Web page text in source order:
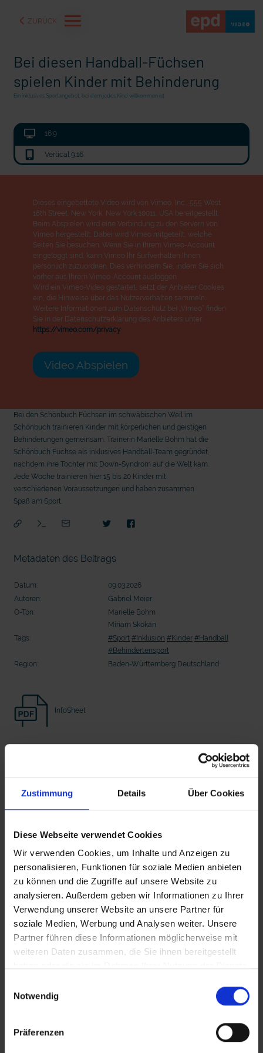
Zustimmung Details Über Cookies
Diese Webseite verwendet Cookies
Wir verwenden Cookies, um Inhalte und Anzeigen zu
personalisieren, Funktionen für soziale Medien anbieten
zu können und die Zugriffe auf unsere Website zu
analysieren. Außerdem geben wir Informationen zu Ihrer
Verwendung unserer Website an unsere Partner für
soziale Medien, Werbung und Analysen weiter. Unsere
Partner führen diese Informationen möglicherweise mit
weiteren Daten zusammen, die Sie ihnen bereitgestellt
Notwendig
Präferenzen
ZURÜCK
in der Ukraine 72 Stunden Musik
mit epd Text
In Sicherheit in Deutschland, in Gedanken im Krieg
Bei diesen Handball-Füchsen
spielen Kinder mit Behinderung
Ein inklusives Sportangebot, bei dem jedes Kind willkommen ist
16:9
Vertical 9:16
Dieses eingebettete Video wird von Vimeo, Inc., 555 West
18th Street, New York, New York 10011, USA bereitgestellt.
Beim Abspielen wird eine Verbindung zu den Servern von
Vimeo hergestellt. Dabei wird Vimeo mitgeteilt, welche
Seiten Sie besuchen. Wenn Sie in Ihrem Vimeo-Account
eingeloggt sind, kann Vimeo Ihr Surfverhalten Ihnen
persönlich zuzuordnen. Dies verhindern Sie, indem Sie sich
vorher aus Ihrem Vimeo-Account ausloggen.
Wird ein Vimeo-Video gestartet, setzt der Anbieter Cookies
ein, die Hinweise über das Nutzerverhalten sammeln.
Weitere Informationen zum Datenschutz bei „Vimeo“ finden
Sie in der Datenschutzerklärung des Anbieters unter:
https://vimeo.com/privacy
Video Abspielen
Bei den Schönbuch Füchsen im schwäbischen Weil im
Schönbuch trainieren Kinder mit körperlichen und geistigen
Behinderungen gemeinsam. Trainerin Marielle Bohm hat die
Schönbuch Füchse als inklusives Handball-Team gegründet,
nachdem ihre Tochter mit Down-Syndrom auf die Welt kam.
Jede Woche trainieren hier 15 bis 20 Kinder mit
verschiedenen Voraussetzungen und haben zusammen
Spaß am Sport.
Metadaten des Beitrags
Datum:
09.03.2026
Autoren:
Gabriel Meier
O-Ton:
Marielle Bohm
Miriam Skokan
Tags:
#Sport #Inklusion #Kinder #Handball
#Behindertensport
Region:
Baden-Württemberg Deutschland
InfoSheet
Vollversion
iT_Schönbuch_Füchse
CLEAN_Schönbuch_Füchse
Zusätzliches Material